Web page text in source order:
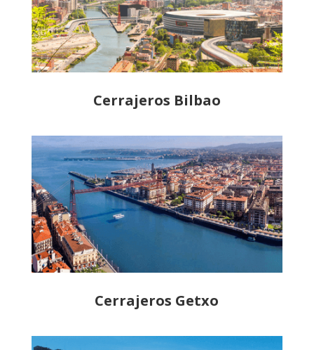
Cerrajeros Bilbao
Cerrajeros Getxo